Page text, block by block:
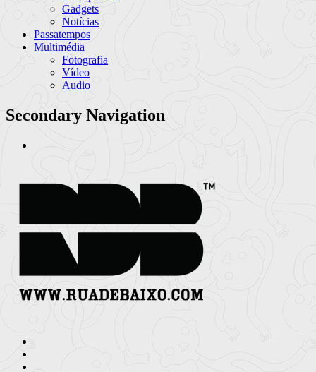
Gadgets
Notícias
Passatempos
Multimédia
Fotografia
Vídeo
Audio
Secondary Navigation